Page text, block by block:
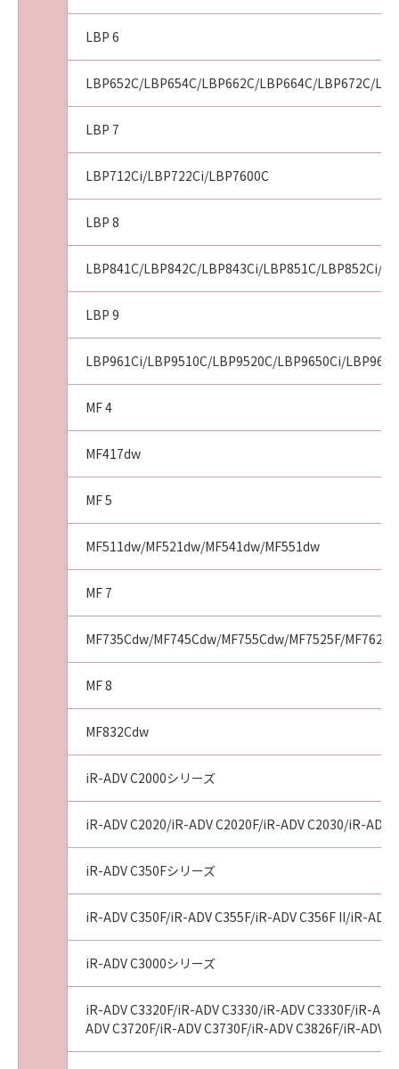
LBP 6
LBP652C/LBP654C/LBP662C/LBP664C/LBP672C/
LBP 7
LBP712Ci/LBP722Ci/LBP7600C
LBP 8
LBP841C/LBP842C/LBP843Ci/LBP851C/LBP852Ci/
LBP 9
LBP961Ci/LBP9510C/LBP9520C/LBP9650Ci/
MF 4
MF417dw
MF 5
MF511dw/MF521dw/MF541dw/MF551dw
MF 7
MF735Cdw/MF745Cdw/MF755Cdw/MF7525F/
MF 8
MF832Cdw
iR-ADV C2000シリーズ
iR-ADV C2020/iR-ADV C2020F/iR-ADV C2030/iR-
iR-ADV C350Fシリーズ
iR-ADV C350F/iR-ADV C355F/iR-ADV C356F II/iR-
iR-ADV C3000シリーズ
iR-ADV C3320F/iR-ADV C3330/iR-ADV C3330F/iR-
ADV C3720F/iR-ADV C3730F/iR-ADV C3826F/iR-ADV